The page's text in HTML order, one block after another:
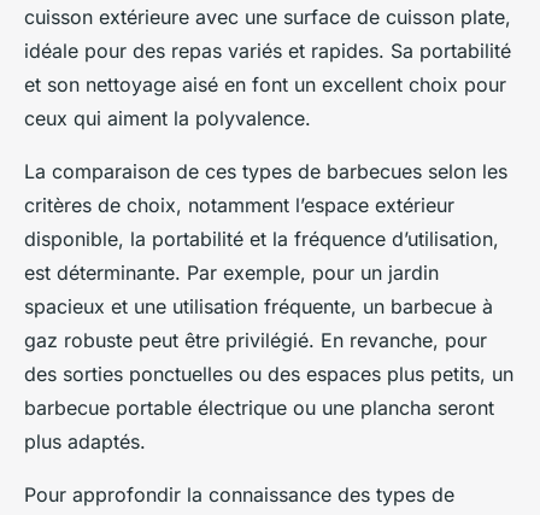
cuisson extérieure avec une surface de cuisson plate,
idéale pour des repas variés et rapides. Sa portabilité
et son nettoyage aisé en font un excellent choix pour
ceux qui aiment la polyvalence.
La comparaison de ces types de barbecues selon les
critères de choix, notamment l’espace extérieur
disponible, la portabilité et la fréquence d’utilisation,
est déterminante. Par exemple, pour un jardin
spacieux et une utilisation fréquente, un barbecue à
gaz robuste peut être privilégié. En revanche, pour
des sorties ponctuelles ou des espaces plus petits, un
barbecue portable électrique ou une plancha seront
plus adaptés.
Pour approfondir la connaissance des types de